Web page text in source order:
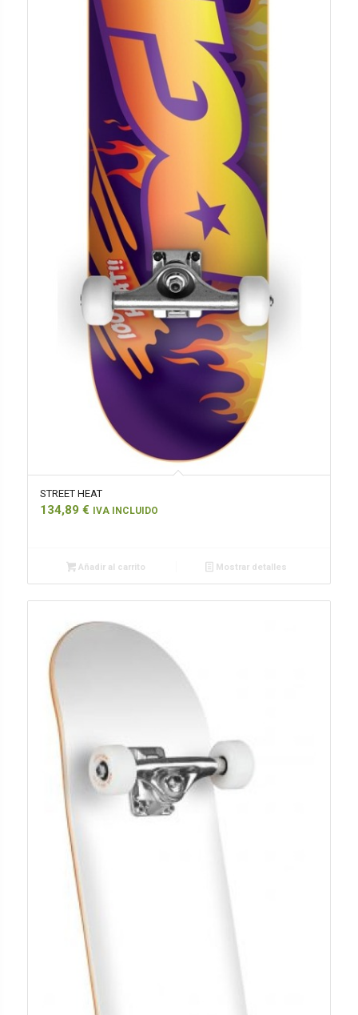
STREET HEAT
134,89 € IVA INCLUIDO
Añadir al carrito Mostrar detalles